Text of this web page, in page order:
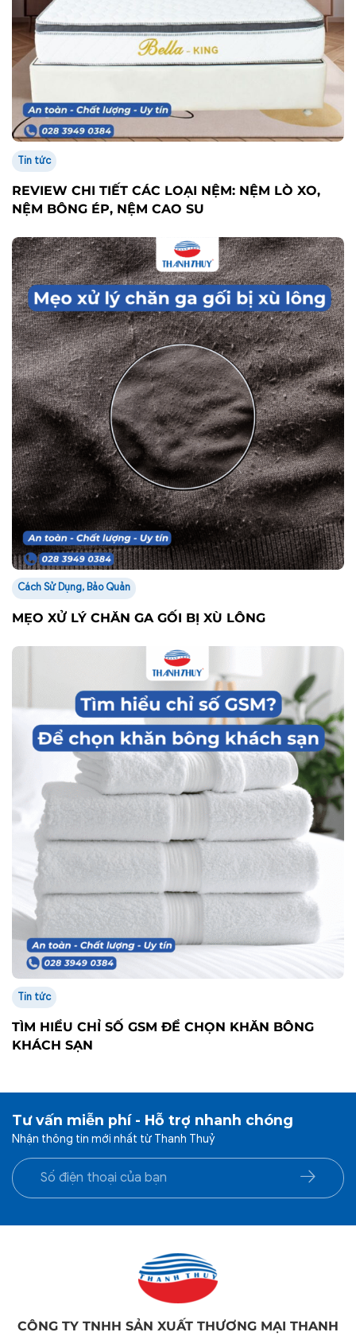
Tin tức
REVIEW CHI TIẾT CÁC LOẠI NỆM: NỆM LÒ XO,
NỆM BÔNG ÉP, NỆM CAO SU
Cách Sử Dụng, Bảo Quản
MẸO XỬ LÝ CHĂN GA GỐI BỊ XÙ LÔNG
Tin tức
TÌM HIỂU CHỈ SỐ GSM ĐỂ CHỌN KHĂN BÔNG
KHÁCH SẠN
Tư vấn miễn phí - Hỗ trợ nhanh chóng
Nhận thông tin mới nhất từ Thanh Thuỷ
CÔNG TY TNHH SẢN XUẤT THƯƠNG MẠI THANH